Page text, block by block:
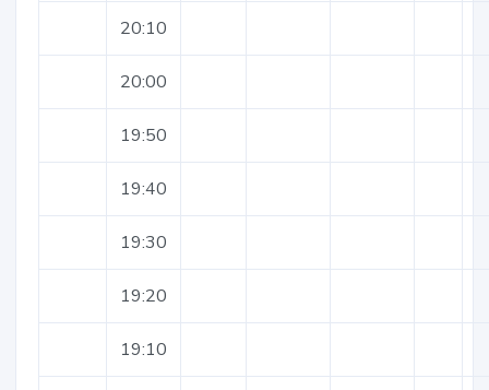
20:10
20:00
19:50
19:40
19:30
19:20
19:10